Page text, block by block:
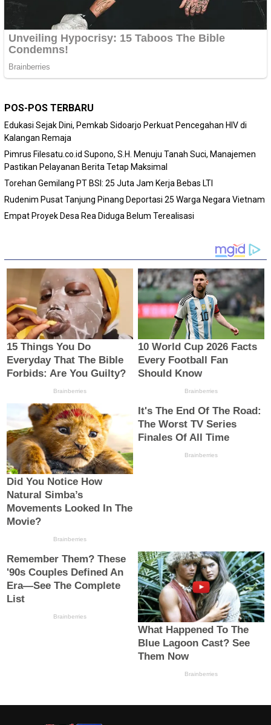
POS-POS TERBARU
Edukasi Sejak Dini, Pemkab Sidoarjo Perkuat Pencegahan HIV di
Kalangan Remaja
Pimrus Filesatu.co.id Supono, S.H. Menuju Tanah Suci, Manajemen
Pastikan Pelayanan Berita Tetap Maksimal
Torehan Gemilang PT BSI: 25 Juta Jam Kerja Bebas LTI
Rudenim Pusat Tanjung Pinang Deportasi 25 Warga Negara Vietnam
Empat Proyek Desa Rea Diduga Belum Terealisasi